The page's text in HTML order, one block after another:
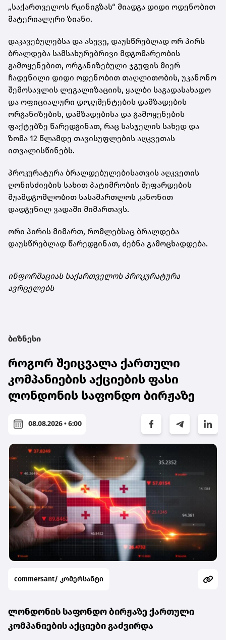
„საქართველოს რკინიგზას“ მიადგა დიდი ოდენობით
მატერიალური ზიანი.
დაკავებულებსა და ასევე, დაუსწრებლად ორ პირს
ბრალდება სამსახურებრივი მდგომარეობის
გამოყენებით, ორგანიზებული ჯგუფის მიერ
ჩადენილი დიდი ოდენობით თაღლითობის, უკანონო
შემოსავლის ლეგალიზაციის, ყალბი საგადასახადო
და ოფიციალური დოკუმენტების დამზადების
ორგანიზების, დამზადებისა და გამოყენების
ფაქტებზე წარედგინათ, რაც სასჯელის სახედ და
ზომა 12 წლამდე თავისუფლების აღკვეთას
ითვალისწინებს.
პროკურატურა ბრალდებულებისათვის აღკვეთის
ღონისძიების სახით პატიმრობის შეფარდების
შუამდგომლობით სასამართლოს კანონით
დადგენილ ვადაში მიმართავს.
ორი პირის მიმართ, რომლებსაც ბრალდება
დაუსწრებლად წარედგინათ, ძებნა გამოცხადდება.
ინფორმაციას საქართველოს პროკურატურა
ავრცელებს
ბიზნესი
როგორ შეიცვალა ქართული
კომპანიების აქციების ფასი
ლონდონის საფონდო ბირჟაზე
08.08.2026 • 6:00
commersant/ კომერსანტი
ლონდონის საფონდო ბირჟაზე ქართული
კომპანიების აქციები გაძვირდა